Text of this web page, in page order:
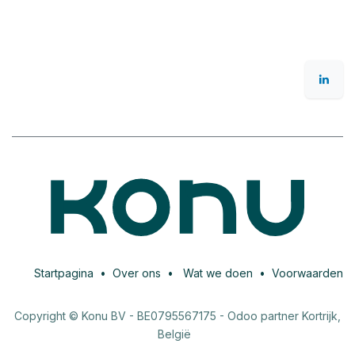
Startpagina • Over ons • Wat we doen • Voorwaarden
Copyright © Konu BV - BE0795567175 - Odoo partner Kortrijk,
België